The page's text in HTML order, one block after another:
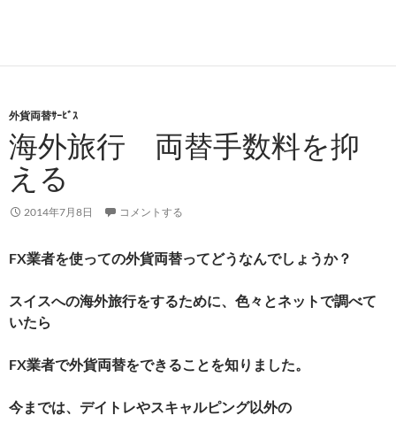
外貨両替ｻｰﾋﾞｽ
海外旅行 両替手数料を抑
える
2014年7月8日 コメントする
FX業者を使っての外貨両替ってどうなんでしょうか？
スイスへの海外旅行をするために、色々とネットで調べて
いたら
FX業者で外貨両替をできることを知りました。
今までは、デイトレやスキャルピング以外の